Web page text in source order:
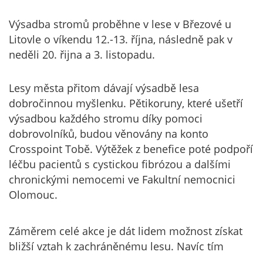
Výsadba stromů proběhne v lese v Březové u
Litovle o víkendu 12.-13. října, následně pak v
neděli 20. řijna a 3. listopadu.
Lesy města přitom dávají výsadbě lesa
dobročinnou myšlenku. Pětikoruny, které ušetří
výsadbou každého stromu díky pomoci
dobrovolníků, budou věnovány na konto
Crosspoint Tobě. Výtěžek z benefice poté podpoří
léčbu pacientů s cystickou fibrózou a dalšími
chronickými nemocemi ve Fakultní nemocnici
Olomouc.
Záměrem celé akce je dát lidem možnost získat
bližší vztah k zachráněnému lesu. Navíc tím